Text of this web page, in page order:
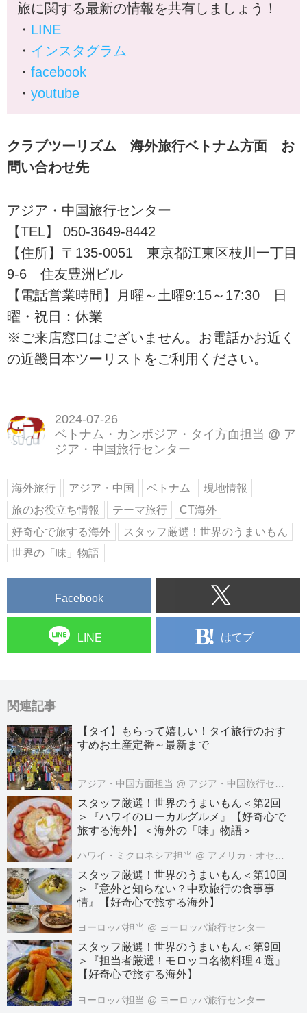
旅に関する最新の情報を共有しましょう！
・ LINE
・ インスタグラム
・ facebook
・ youtube
クラブツーリズム 海外旅行ベトナム方面 お
問い合わせ先
アジア・中国旅行センター
【TEL】 050-3649-8442
【住所】〒135-0051 東京都江東区枝川一丁目
9-6 住友豊洲ビル
【電話営業時間】月曜～土曜9:15～17:30 日
曜・祝日：休業
※ご来店窓口はございません。お電話かお近く
の近畿日本ツーリストをご利用ください。
2024-07-26
ベトナム・カンボジア・タイ方面担当 @ ア
ジア・中国旅行センター
海外旅行 アジア・中国 ベトナム
現地情報
旅のお役立ち情報
テーマ旅行
CT海外
好奇心で旅する海外
スタッフ厳選！世界のうまいもん
世界の「味」物語
Facebook
LINE はてブ
関連記事
【タイ】もらって嬉しい！タイ旅行のおす
すめお土産定番～最新まで
アジア・中国方面担当 @ アジア・中国旅行センター
スタッフ厳選！世界のうまいもん＜第2回
＞『ハワイのローカルグルメ』【好奇心で
旅する海外】＜海外の「味」物語＞
ハワイ・ミクロネシア担当 @ アメリカ・オセアニア旅行センター
スタッフ厳選！世界のうまいもん＜第10回
＞『意外と知らない？中欧旅行の食事事
情』【好奇心で旅する海外】
ヨーロッパ担当 @ ヨーロッパ旅行センター
スタッフ厳選！世界のうまいもん＜第9回
＞『担当者厳選！モロッコ名物料理４選』
【好奇心で旅する海外】
ヨーロッパ担当 @ ヨーロッパ旅行センター